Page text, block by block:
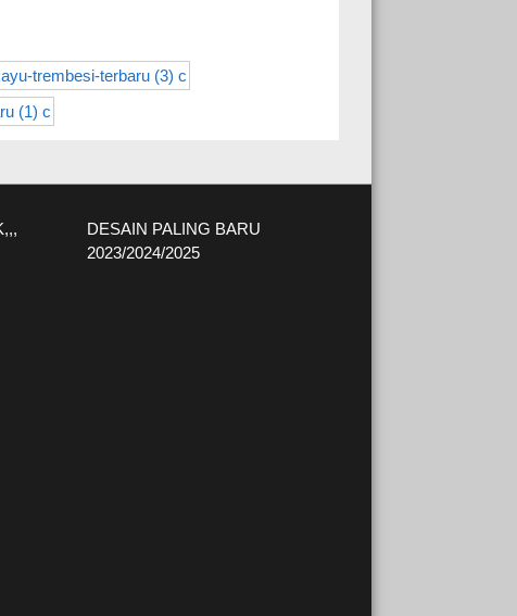
DESAIN PALING BARU
2023/2024/2025